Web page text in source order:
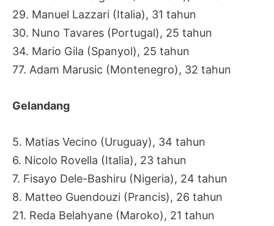
29. Manuel Lazzari (Italia), 31 tahun
30. Nuno Tavares (Portugal), 25 tahun
34. Mario Gila (Spanyol), 25 tahun
77. Adam Marusic (Montenegro), 32 tahun
Gelandang
5. Matias Vecino (Uruguay), 34 tahun
6. Nicolo Rovella (Italia), 23 tahun
7. Fisayo Dele-Bashiru (Nigeria), 24 tahun
8. Matteo Guendouzi (Prancis), 26 tahun
21. Reda Belahyane (Maroko), 21 tahun